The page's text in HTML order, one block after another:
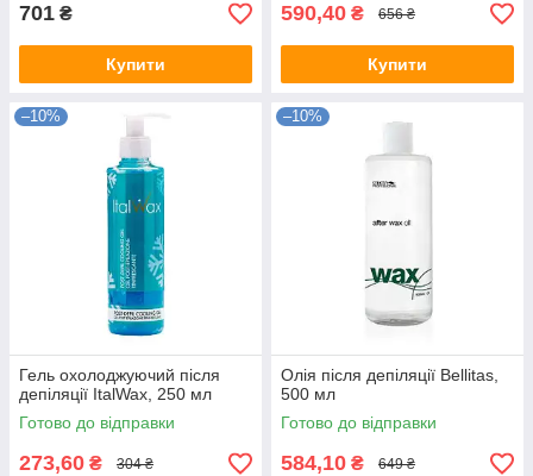
701 ₴
Купити
590,40 ₴ 656 ₴
Купити
–10%
Гель охолоджуючий після
депіляції ItalWax, 250 мл
Готово до відправки
273,60 ₴ 304 ₴
–10%
Олія після депіляції Bellitas,
500 мл
Готово до відправки
584,10 ₴ 649 ₴